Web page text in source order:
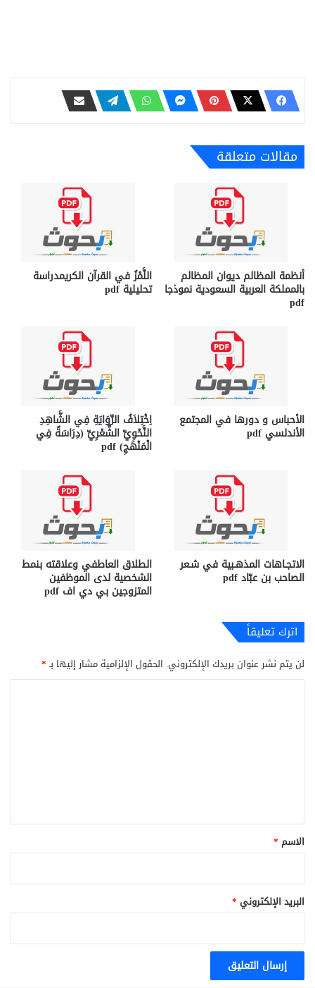
مقالات متعلقة
أنظمة المظالم ديوان المظالم
بالمملكة العربية السعودية نموذجا
pdf
اللَّمْزُ في القرآن الكريمدراسة
تحليلية pdf
الأحباس و دورها في المجتمع
الأندلسي pdf
اِخْتِلاَفُ الرِّوَايَةِ فِي الشَّاهِدِ
النَّحْوِيِّ الشِّعْرِيِّ (دِرَاسَةٌ فِي
الْمَنْهَجِ) pdf
الاتجـاهات المذهـبية في شـعر
الصاحب بن عبّاد pdf
الطلاق العاطفي وعلاقته بنمط
الشخصية لدى الموظفين
المتزوجين بي دي اف pdf
اترك تعليقاً
لن يتم نشر عنوان بريدك الإلكتروني. الحقول الإلزامية مشار إليها بـ*
*
الاسم *
البريد الإلكتروني *